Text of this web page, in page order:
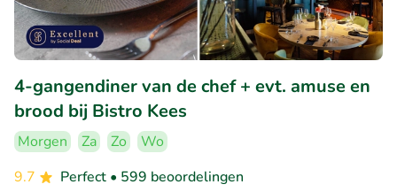
4-gangendiner van de chef + evt. amuse en
brood bij Bistro Kees
Morgen Za Zo
Wo
9.7
Perfect • 599 beoordelingen